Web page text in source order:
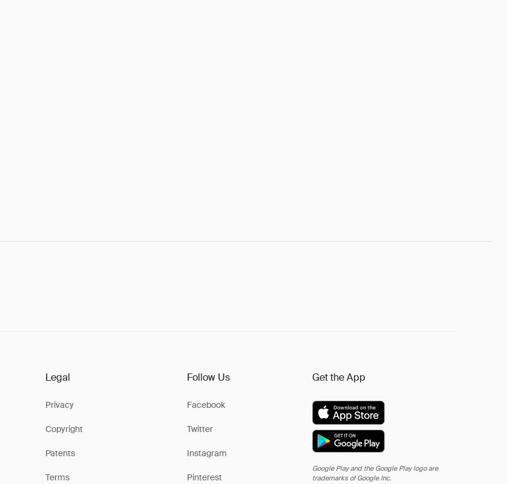
Legal
Privacy
Copyright
Patents
Terms
Follow Us
Facebook
Twitter
Instagram
Pinterest
Get the App
Google Play and the Google Play logo are
trademarks of Google Inc.